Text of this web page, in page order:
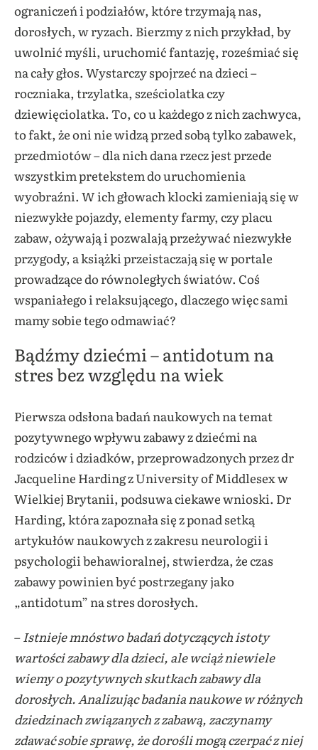
ograniczeń i podziałów, które trzymają nas,
dorosłych, w ryzach. Bierzmy z nich przykład, by
uwolnić myśli, uruchomić fantazję, roześmiać się
na cały głos. Wystarczy spojrzeć na dzieci –
roczniaka, trzylatka, sześciolatka czy
dziewięciolatka. To, co u każdego z nich zachwyca,
to fakt, że oni nie widzą przed sobą tylko zabawek,
przedmiotów – dla nich dana rzecz jest przede
wszystkim pretekstem do uruchomienia
wyobraźni. W ich głowach klocki zamieniają się w
niezwykłe pojazdy, elementy farmy, czy placu
zabaw, ożywają i pozwalają przeżywać niezwykłe
przygody, a książki przeistaczają się w portale
prowadzące do równoległych światów. Coś
wspaniałego i relaksującego, dlaczego więc sami
mamy sobie tego odmawiać?
Bądźmy dziećmi – antidotum na
stres bez względu na wiek
Pierwsza odsłona badań naukowych na temat
pozytywnego wpływu zabawy z dziećmi na
rodziców i dziadków, przeprowadzonych przez dr
Jacqueline Harding z University of Middlesex w
Wielkiej Brytanii, podsuwa ciekawe wnioski. Dr
Harding, która zapoznała się z ponad setką
artykułów naukowych z zakresu neurologii i
psychologii behawioralnej, stwierdza, że czas
zabawy powinien być postrzegany jako
„antidotum” na stres dorosłych.
–Istnieje mnóstwo badań dotyczących istoty
wartości zabawy dla dzieci, ale wciąż niewiele
wiemy o pozytywnych skutkach zabawy dla
dorosłych. Analizując badania naukowe w różnych
dziedzinach związanych z zabawą, zaczynamy
zdawać sobie sprawę, że dorośli mogą czerpać z niej